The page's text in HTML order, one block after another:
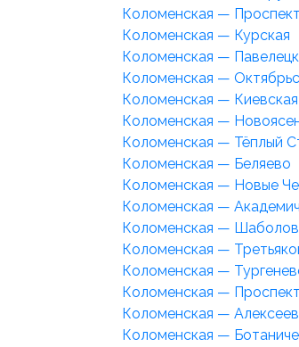
Коломенская —
Коломенская — Курская
Коломенская —
Коломенская —
Коломенская — Киевская
Коломенская —
Коломенская — Тёплый
Коломенская — Беляево
Коломенская — Новые
Коломенская —
Коломенская —
Коломенская —
Коломенская —
Коломенская —
Коломенская —
Коломенская —